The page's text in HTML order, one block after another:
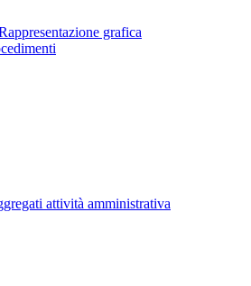
grafica
attività amministrativa